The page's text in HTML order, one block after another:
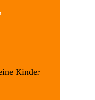
Kinder